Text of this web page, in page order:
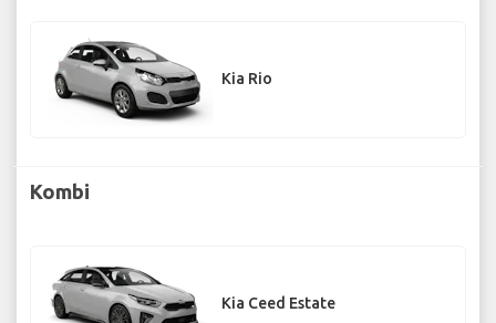
Kia Rio
Kombi
Kia Ceed Estate